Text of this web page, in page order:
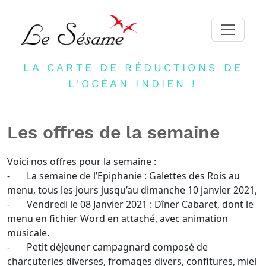
ACCUEIL
BLOG
NEWSLETTER
CONTACT
DEVENIR PARTENAIRE
CONNEXION
FR
LA CARTE DE RÉDUCTIONS DE
L'OCÉAN INDIEN !
Les offres de la semaine
Voici nos offres pour la semaine :
- La semaine de l’Epiphanie : Galettes des Rois au
menu, tous les jours jusqu’au dimanche 10 janvier 2021,
- Vendredi le 08 Janvier 2021 : Dîner Cabaret, dont le
menu en fichier Word en attaché, avec animation
musicale.
- Petit déjeuner campagnard composé de
charcuteries diverses, fromages divers, confitures, miel